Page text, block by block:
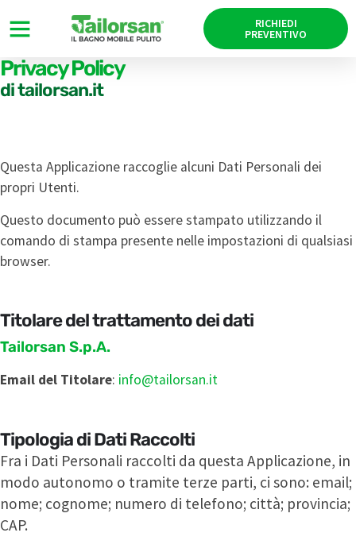
RICHIEDI
PREVENTIVO
Privacy Policy
di tailorsan.it
Questa Applicazione raccoglie alcuni Dati Personali dei
propri Utenti.
Questo documento può essere stampato utilizzando il
comando di stampa presente nelle impostazioni di qualsiasi
browser.
Titolare del trattamento dei dati
Tailorsan S.p.A.
Email del Titolare: info@tailorsan.it
Tipologia di Dati Raccolti
Fra i Dati Personali raccolti da questa Applicazione, in
modo autonomo o tramite terze parti, ci sono: email;
nome; cognome; numero di telefono; città; provincia;
CAP.